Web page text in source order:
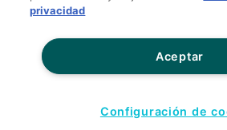
Condiciones de Tarjeta de Crédito
Sitios globales
No compartir mis datos personales
Transparencia salarial
privacidad
Aceptar
Configuración de